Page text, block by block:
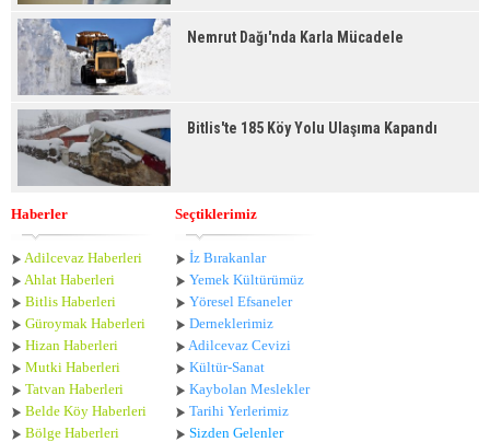
Nemrut Dağı'nda Karla Mücadele
Bitlis'te 185 Köy Yolu Ulaşıma Kapandı
Haberler
Adilcevaz Haberleri
Ahlat Haberleri
Bitlis Haberleri
Güroymak Haberleri
Hizan Haberleri
Mutki Haberleri
Tatvan Haberleri
Belde Köy Haberleri
Bölge Haberleri
Seçtiklerimiz
İz Bırakanlar
Yemek Kültürümüz
Yöresel Efsaneler
Derneklerimiz
Adilcevaz Cevizi
Kültür-Sanat
Kaybolan Meslekler
Tarihi Yerlerimiz
Sizden Gelenler